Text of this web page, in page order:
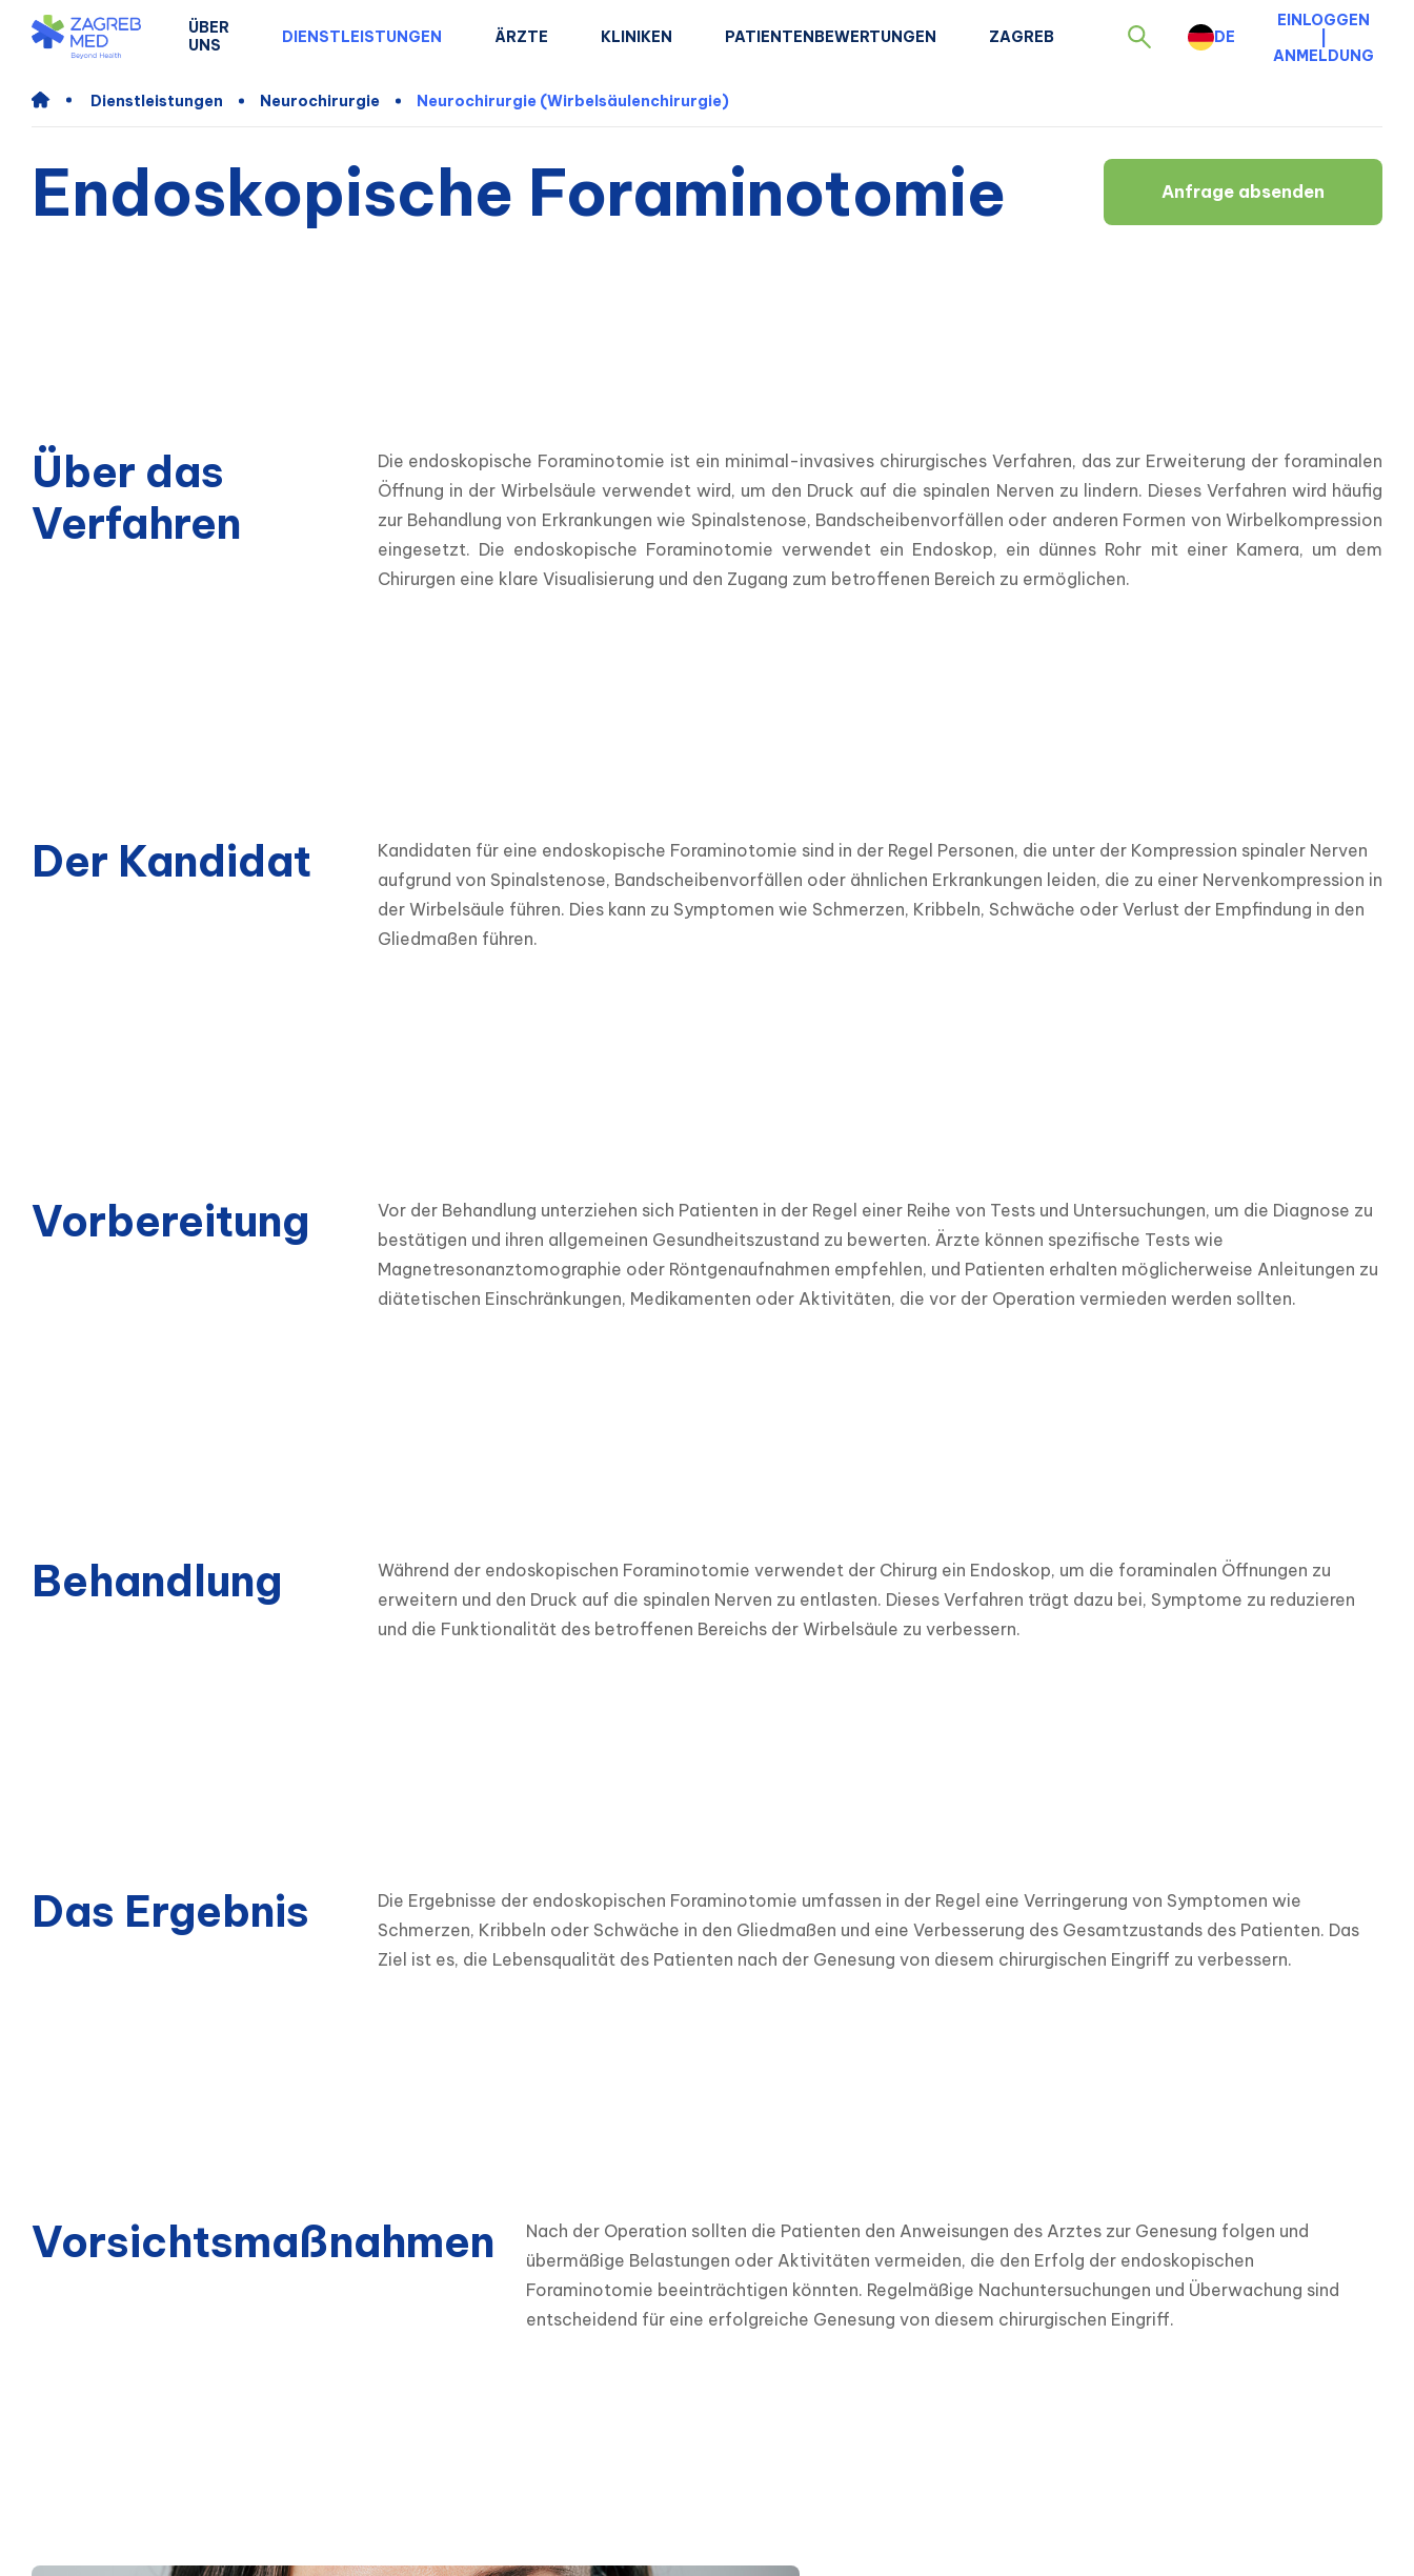
ÜBER
UNS
DIENSTLEISTUNGEN ÄRZTE KLINIKEN PATIENTENBEWERTUNGEN ZAGREB DE
EINLOGGEN
ANMELDUNG
Dienstleistungen Neurochirurgie Neurochirurgie (Wirbelsäulenchirurgie)
Endoskopische Foraminotomie Anfrage absenden
Über das
Verfahren
Die endoskopische Foraminotomie ist ein minimal-invasives chirurgisches Verfahren, das zur Erweiterung der foraminalen
Öffnung in der Wirbelsäule verwendet wird, um den Druck auf die spinalen Nerven zu lindern. Dieses Verfahren wird häufig
zur Behandlung von Erkrankungen wie Spinalstenose, Bandscheibenvorfällen oder anderen Formen von Wirbelkompression
eingesetzt. Die endoskopische Foraminotomie verwendet ein Endoskop, ein dünnes Rohr mit einer Kamera, um dem
Chirurgen eine klare Visualisierung und den Zugang zum betroffenen Bereich zu ermöglichen.
Der Kandidat
Kandidaten für eine endoskopische Foraminotomie sind in der Regel Personen, die unter der Kompression spinaler Nerven
aufgrund von Spinalstenose, Bandscheibenvorfällen oder ähnlichen Erkrankungen leiden, die zu einer Nervenkompression in
der Wirbelsäule führen. Dies kann zu Symptomen wie Schmerzen, Kribbeln, Schwäche oder Verlust der Empfindung in den
Gliedmaßen führen.
Vorbereitung
Vor der Behandlung unterziehen sich Patienten in der Regel einer Reihe von Tests und Untersuchungen, um die Diagnose zu
bestätigen und ihren allgemeinen Gesundheitszustand zu bewerten. Ärzte können spezifische Tests wie
Magnetresonanztomographie oder Röntgenaufnahmen empfehlen, und Patienten erhalten möglicherweise Anleitungen zu
diätetischen Einschränkungen, Medikamenten oder Aktivitäten, die vor der Operation vermieden werden sollten.
Behandlung
Während der endoskopischen Foraminotomie verwendet der Chirurg ein Endoskop, um die foraminalen Öffnungen zu
erweitern und den Druck auf die spinalen Nerven zu entlasten. Dieses Verfahren trägt dazu bei, Symptome zu reduzieren
und die Funktionalität des betroffenen Bereichs der Wirbelsäule zu verbessern.
Das Ergebnis
Die Ergebnisse der endoskopischen Foraminotomie umfassen in der Regel eine Verringerung von Symptomen wie
Schmerzen, Kribbeln oder Schwäche in den Gliedmaßen und eine Verbesserung des Gesamtzustands des Patienten. Das
Ziel ist es, die Lebensqualität des Patienten nach der Genesung von diesem chirurgischen Eingriff zu verbessern.
Vorsichtsmaßnahmen
Nach der Operation sollten die Patienten den Anweisungen des Arztes zur Genesung folgen und
übermäßige Belastungen oder Aktivitäten vermeiden, die den Erfolg der endoskopischen
Foraminotomie beeinträchtigen könnten. Regelmäßige Nachuntersuchungen und Überwachung sind
entscheidend für eine erfolgreiche Genesung von diesem chirurgischen Eingriff.